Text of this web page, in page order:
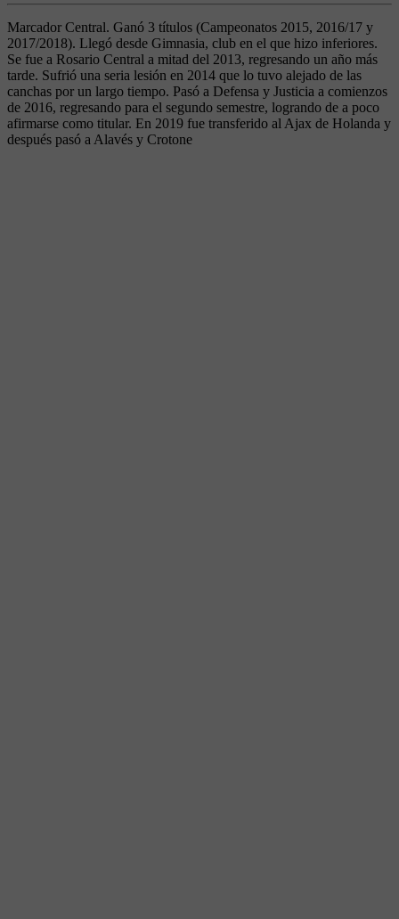
Marcador Central. Ganó 3 títulos (Campeonatos 2015, 2016/17 y
2017/2018). Llegó desde Gimnasia, club en el que hizo inferiores.
Se fue a Rosario Central a mitad del 2013, regresando un año más
tarde. Sufrió una seria lesión en 2014 que lo tuvo alejado de las
canchas por un largo tiempo. Pasó a Defensa y Justicia a comienzos
de 2016, regresando para el segundo semestre, logrando de a poco
afirmarse como titular. En 2019 fue transferido al Ajax de Holanda y
después pasó a Alavés y Crotone